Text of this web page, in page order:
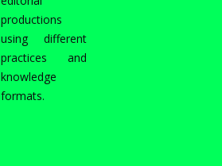
productions
using different
practices and
knowledge
formats.